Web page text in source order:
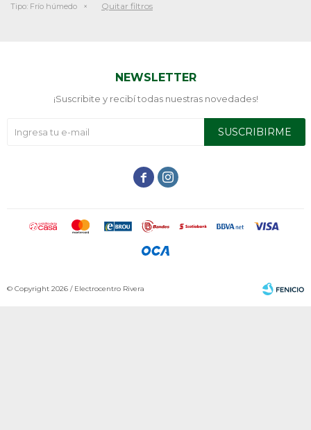
Tipo: Frío húmedo Quitar filtros
NEWSLETTER
¡Suscribite y recibí todas nuestras novedades!
SUSCRIBIRME
 
© Copyright 2026 / Electrocentro Rivera